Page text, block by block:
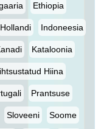
Ethiopia
Hollandi Indoneesia
Kataloonia
Hiina
Prantsuse
Sloveeni Soome